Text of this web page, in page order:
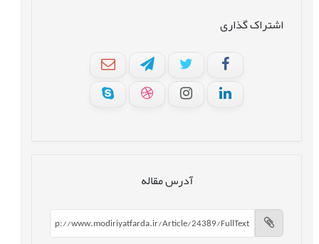
اشتراک گذاری
آدرس مقاله